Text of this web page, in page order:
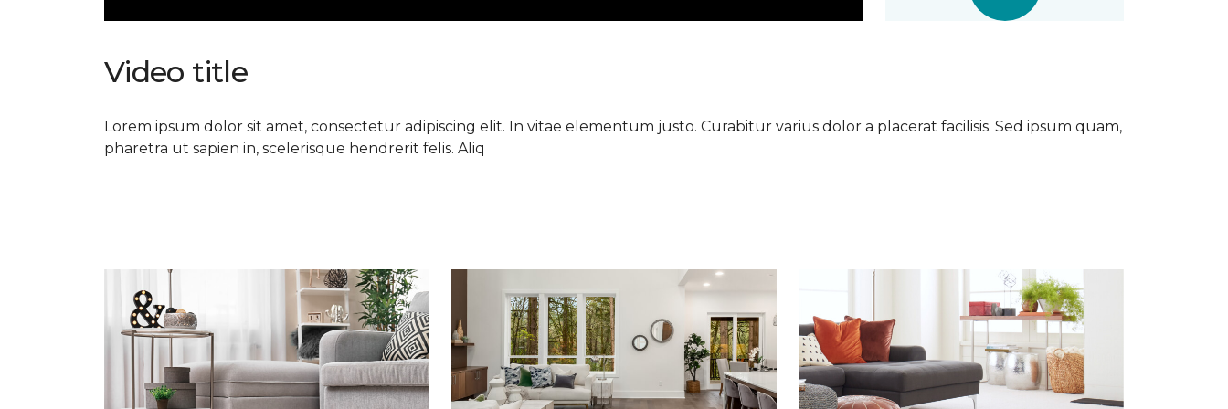
Video title
Lorem ipsum dolor sit amet, consectetur adipiscing elit. In vitae elementum justo. Curabitur varius dolor a placerat facilisis. Sed ipsum quam,
pharetra ut sapien in, scelerisque hendrerit felis. Aliq